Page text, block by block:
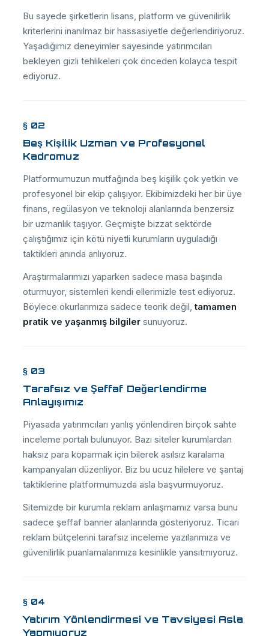
Bu sayede şirketlerin lisans, platform ve güvenilirlik
kriterlerini inanılmaz bir hassasiyetle değerlendiriyoruz.
Yaşadığımız deneyimler sayesinde yatırımcıları
bekleyen gizli tehlikeleri çok önceden kolayca tespit
ediyoruz.
§ 02
Beş Kişilik Uzman ve Profesyonel
Kadromuz
Platformumuzun mutfağında beş kişilik çok yetkin ve
profesyonel bir ekip çalışıyor. Ekibimizdeki her bir üye
finans, regülasyon ve teknoloji alanlarında benzersiz
bir uzmanlık taşıyor. Geçmişte bizzat sektörde
çalıştığımız için kötü niyetli kurumların uyguladığı
taktikleri anında anlıyoruz.
Araştırmalarımızı yaparken sadece masa başında
oturmuyor, sistemleri kendi ellerimizle test ediyoruz.
Böylece okurlarımıza sadece teorik değil,tamamen
pratik ve yaşanmış bilgiler sunuyoruz.
§ 03
Tarafsız ve Şeffaf Değerlendirme
Anlayışımız
Piyasada yatırımcıları yanlış yönlendiren birçok sahte
inceleme portalı bulunuyor. Bazı siteler kurumlardan
haksız para koparmak için bilerek asılsız karalama
kampanyaları düzenliyor. Biz bu ucuz hilelere ve şantaj
taktiklerine platformumuzda asla başvurmuyoruz.
Sitemizde bir kurumla reklam anlaşmamız varsa bunu
sadece şeffaf banner alanlarında gösteriyoruz. Ticari
reklam bütçelerini tarafsız inceleme yazılarımıza ve
güvenilirlik puanlamalarımıza kesinlikle yansıtmıyoruz.
§ 04
Yatırım Yönlendirmesi ve Tavsiyesi Asla
Yapmıyoruz